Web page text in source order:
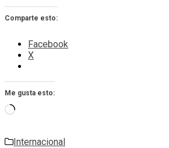
Comparte esto:
Facebook
X
Me gusta esto:
Cargando...
Internacional